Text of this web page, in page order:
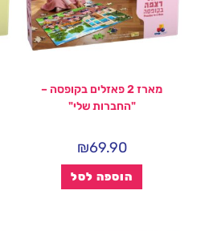
מארז 2 פאזלים בקופסה –
"החברות שלי"
₪69.90
הוספה לסל